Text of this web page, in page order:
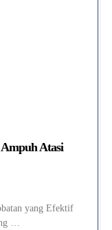
Atasi
yang Efektif
…